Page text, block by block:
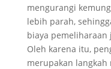
mengurangi
lebih parah,
biaya
Oleh karena itu,
merupakan langkah